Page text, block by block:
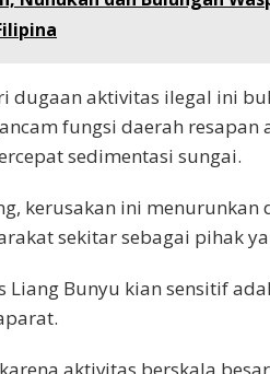
dugaan aktivitas ilegal ini
fungsi daerah
sedimentasi sungai.
kerusakan ini
sekitar sebagai pihak
Liang Bunyu kian sensitif